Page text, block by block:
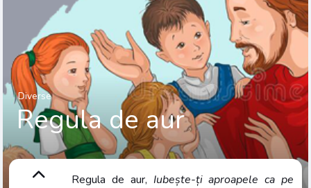
Diverse
Regula de aur
Regula de aur, Iubește-ți aproapele ca pe